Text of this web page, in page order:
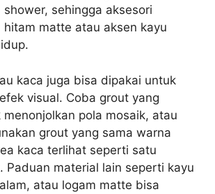
sehingga aksesori
hitam matte atau aksen kayu
kaca juga bisa dipakai untuk
visual. Coba grout yang
pola mosaik, atau
grout yang sama warna
kaca terlihat seperti satu
Paduan material lain seperti kayu
atau logam matte bisa